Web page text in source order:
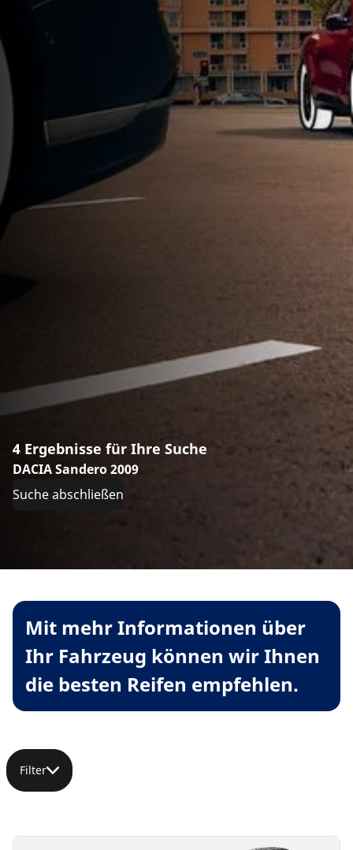
4 Ergebnisse für Ihre Suche
DACIA Sandero 2009
Suche abschließen
Mit mehr Informationen über
Ihr Fahrzeug können wir Ihnen
die besten Reifen empfehlen.
Filter